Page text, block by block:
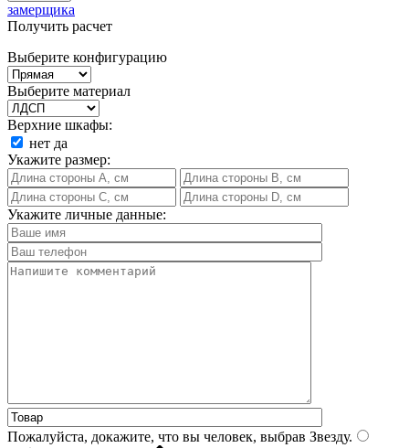
замерщика
Получить расчет
Выберите конфигурацию
Выберите материал
Верхние шкафы:
нет да
Укажите размер:
Укажите личные данные:
Пожалуйста, докажите, что вы человек, выбрав Звезду.